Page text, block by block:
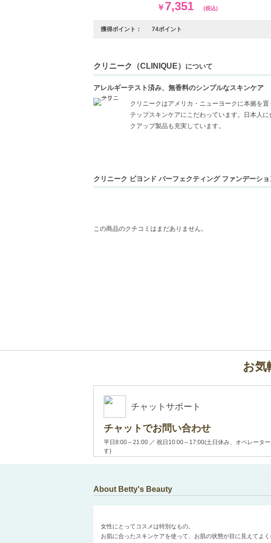
￥ 7,351 (税込)
獲得ポイント： 74ポイント
クリニーク（CLINIQUE） について
アレルギーテスト済み、無香料のシンプルなスキンケア
クリニークはアメリカ・ニューヨークに本拠を
テップスキンケアにこだわっています。日本人
クアップ製品も充実しています。
クリニーク ビヨンド パーフェクティング ファンデーシ
この商品のクチコミはまだありません。
お気
チャットサポート
チャットでお問い合わせ
平日8:00～21:00 ／ 祝日10:00～17:00(土日休み、オペレーター
す)
About Betty's Beauty
女性にとってコスメは特別なもの。
お肌に合ったスキンケアを使って、お肌の状態が目に見えてよ